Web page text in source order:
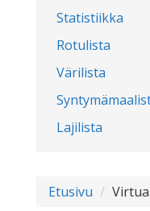
Statistiikka
Rotulista
Värilista
Lajilista
Etusivu